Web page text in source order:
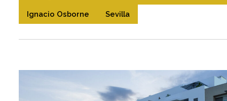
Ignacio Osborne Sevilla